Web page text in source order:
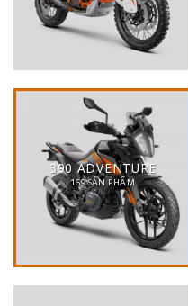
390 ADVENTURE
169 SẢN PHẨM